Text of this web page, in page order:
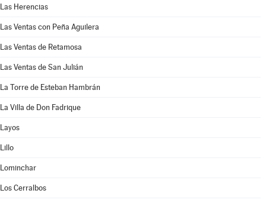
Las Herencias
Las Ventas con Peña Aguilera
Las Ventas de Retamosa
Las Ventas de San Julián
La Torre de Esteban Hambrán
La Villa de Don Fadrique
Layos
Lillo
Lominchar
Los Cerralbos